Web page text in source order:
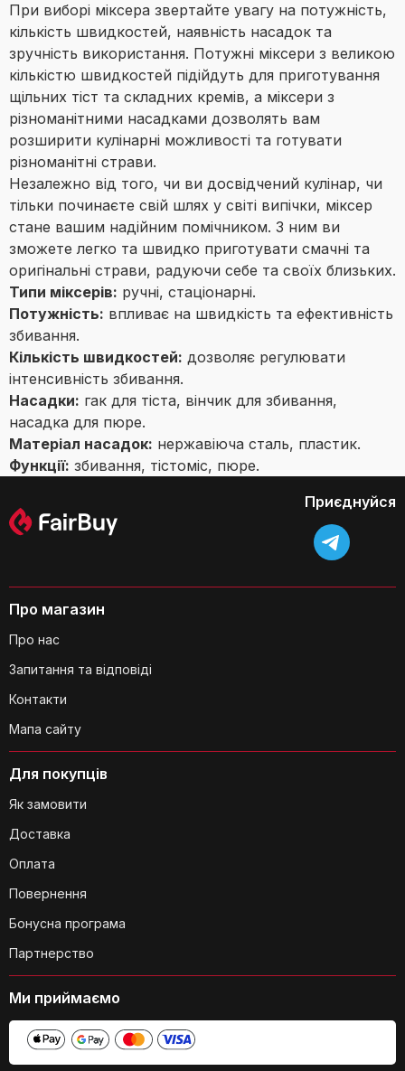
При виборі міксера звертайте увагу на потужність,
кількість швидкостей, наявність насадок та
зручність використання. Потужні міксери з великою
кількістю швидкостей підійдуть для приготування
щільних тіст та складних кремів, а міксери з
різноманітними насадками дозволять вам
розширити кулінарні можливості та готувати
різноманітні страви.
Незалежно від того, чи ви досвідчений кулінар, чи
тільки починаєте свій шлях у світі випічки, міксер
стане вашим надійним помічником. З ним ви
зможете легко та швидко приготувати смачні та
оригінальні страви, радуючи себе та своїх близьких.
Типи міксерів: ручні, стаціонарні.
Потужність: впливає на швидкість та ефективність
збивання.
Кількість швидкостей: дозволяє регулювати
інтенсивність збивання.
Насадки: гак для тіста, вінчик для збивання,
насадка для пюре.
Матеріал насадок: нержавіюча сталь, пластик.
Функції: збивання, тістоміс, пюре.
Для покупців
Як замовити
Доставка
Оплата
Повернення
Бонусна програма
Партнерство
Про магазин
Про нас
Запитання та відповіді
Контакти
Мапа сайту
Приєднуйся
Ми приймаємо